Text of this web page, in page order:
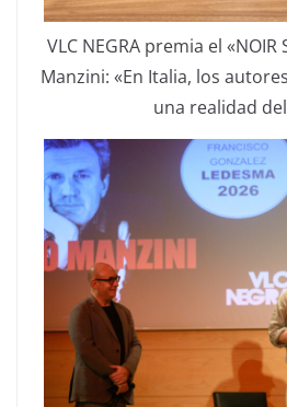
VLC NEGRA premia el «NOIR
Manzini: «En Italia, los
una realidad